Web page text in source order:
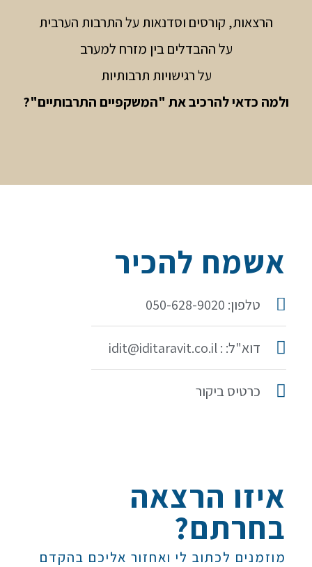
הרצאות, קורסים וסדנאות על התרבות הערבית
על ההבדלים בין מזרח למערב
על רגישויות תרבותיות
ולמה כדאי להרכיב את "המשקפיים התרבותיים"?
איזו הרצאה
בחרתם?
מוזמנים לכתוב לי ואחזור אליכם בהקדם
אשמח להכיר
טלפון: 050-628-9020
דוא"ל: : idit@iditaravit.co.il
כרטיס ביקור